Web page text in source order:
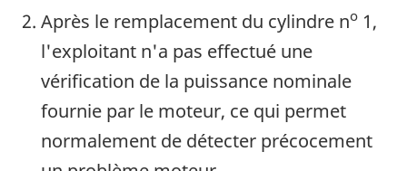
Après le remplacement du cylindre no 1,
l'exploitant n'a pas effectué une
vérification de la puissance nominale
fournie par le moteur, ce qui permet
normalement de détecter précocement